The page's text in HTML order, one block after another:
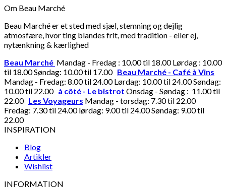
Om Beau Marché
Beau Marché er et sted med sjæl, stemning og dejlig
atmosfære, hvor ting blandes frit, med tradition - eller ej,
nytænkning & kærlighed
Beau Marché Mandag - Fredag : 10.00 til 18.00 Lørdag : 10.00
til 18.00 Søndag: 10.00 til 17.00 Beau Marché - Café à Vins
Mandag - Fredag: 8.00 til 24.00 Lørdag: 10.00 til 24.00 Søndag:
10.00 til 22.00 à côté - Le bistrot Onsdag - Søndag : 11.00 til
22.00 Les Voyageurs Mandag - torsdag: 7.30 til 22.00
Fredag: 7.30 til 24.00 lørdag: 9.00 til 24.00 Søndag: 9.00 til
22.00
INSPIRATION
Blog
Artikler
Wishlist
INFORMATION